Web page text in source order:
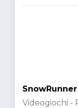
SnowRunner
Videogiochi -